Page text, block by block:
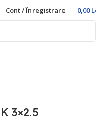
Cont / Înregistrare 0,00
3×2.5